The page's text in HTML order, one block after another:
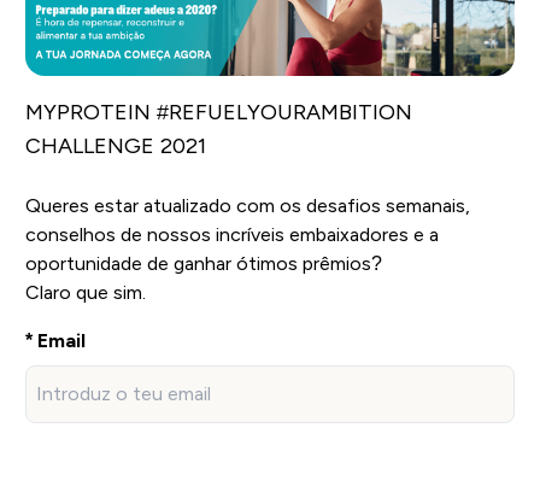
MYPROTEIN #REFUELYOURAMBITION
CHALLENGE 2021
Queres estar atualizado com os desafios semanais,
conselhos de nossos incríveis embaixadores e a
oportunidade de ganhar ótimos prêmios?
Claro que sim.
Email